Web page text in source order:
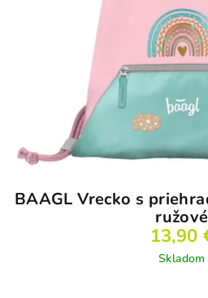
BAAGL Vrecko s
ružové
13,90
Skladom